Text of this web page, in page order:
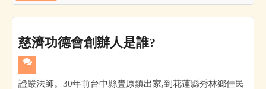
慈濟功德會創辦人是誰?
證嚴法師。30年前台中縣豐原鎮出家,到花蓮縣秀林鄉佳民